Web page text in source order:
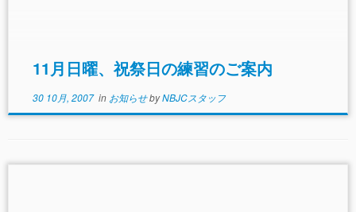
11月日曜、祝祭日の練習のご案内
30 10月, 2007in お知らせbyNBJCスタッフ